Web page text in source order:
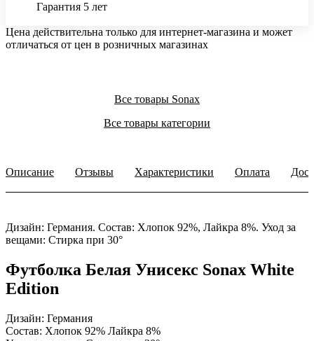
Гарантия 5 лет
Цена действительна только для интернет-магазина и может
отличаться от цен в розничных магазинах
Все товары Sonax
Все товары категории
Описание Отзывы Характеристики Оплата
Дизайн: Германия. Состав: Хлопок 92%, Лайкра 8%. Уход за
вещами: Стирка при 30°
Футболка Белая Унисекс Sonax White
Edition
Дизайн: Германия
Состав: Хлопок 92% Лайкра 8%